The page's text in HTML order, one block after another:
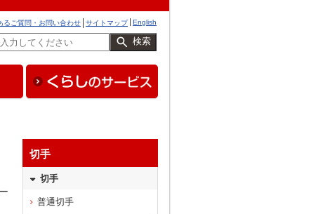
English
サイトマップ
るご質問・お問い合わせ
検索
切手
切手
普通切手